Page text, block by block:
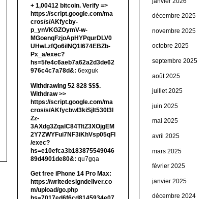
+ 1,00412 bitсоin. Verify =>
https://script.google.com/ma
cros/s/AKfycby-
p_ynVKGZOymV-w-
MGoenqFzjoApHYPqurDLV0
UHwLzfQo6ilNQ1l674EBZb-
Px_a/exec?
hs=5fe4c6aeb7a62a2d3de62
976c4c7a78d&: 6exguk
Withdrawing 52 828 $$$.
Withdrаw >>
https://script.google.com/ma
cros/s/AKfycbwl3kiSjlt530I3l
Zz-
3AXdg3ZqalC84TltZ3XOjgEM
2Y7ZWYFui7NF3iKhVsp05qFl
/exec?
hs=e10efca3b183875549046
89d4901de80&: qu7gqa
Get free iPhone 14 Pro Max:
https://writedesigndeliver.co
m/upload/go.php
décembre 2025
novembre 2025
octobre 2025
septembre 2025
août 2025
juillet 2025
juin 2025
mai 2025
avril 2025
mars 2025
février 2025
janvier 2025
décembre 2024